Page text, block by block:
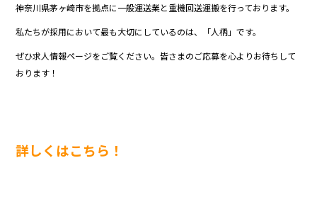
神奈川県茅ヶ崎市を拠点に一般運送業と重機回送運搬を行っております。
私たちが採用において最も大切にしているのは、「人柄」です。
ぜひ求人情報ページをご覧ください。皆さまのご応募を心よりお待ちして
おります！
詳しくはこちら！